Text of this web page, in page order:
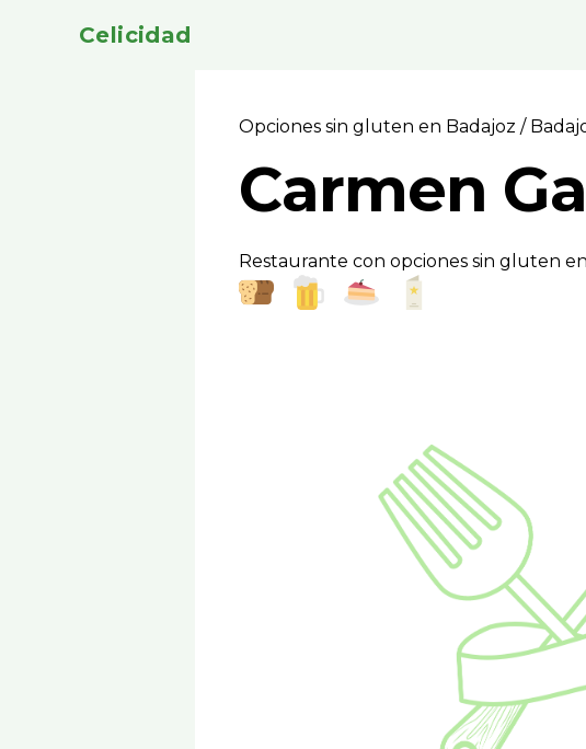
Celicidad
Opciones sin gluten en Badajoz/
Carmen
Restaurante con opciones sin gluten